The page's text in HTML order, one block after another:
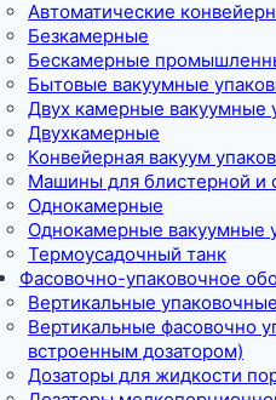
Автоматические
Безкамерные
Бескамерные
Бытовые вакуумные
Двух камерные вакуумные
Двухкамерные
Конвейерная вакуум
Машины для блистерной и
Однокамерные
Однокамерные вакуумные
Термоусадочный танк
Фасовочно-упаковочное
Вертикальные
Вертикальные фасовочно
встроенным дозатором)
Дозаторы для жидкости